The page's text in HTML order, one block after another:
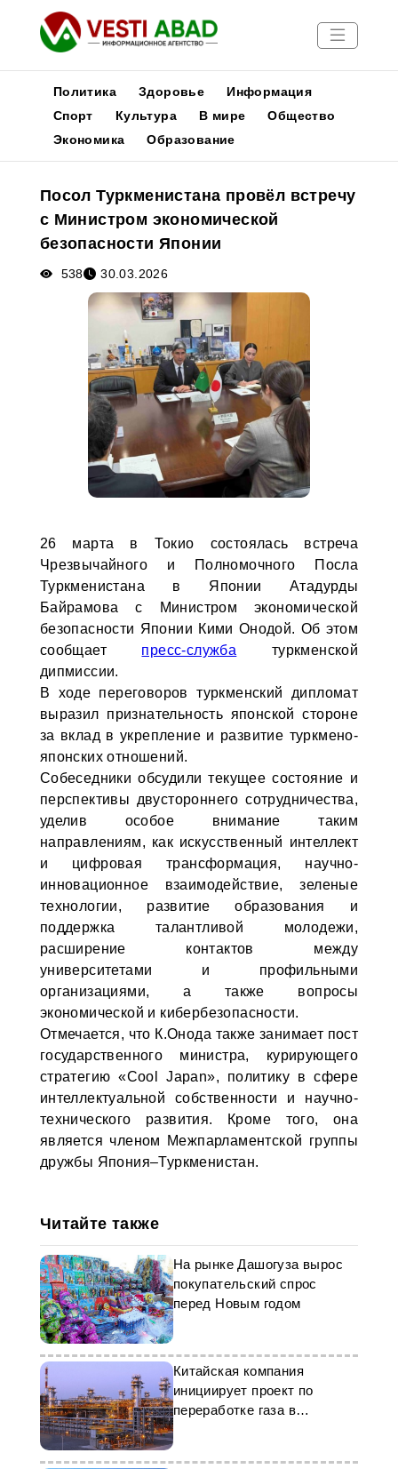
Новости
Медиа
Афиша
Политика Здоровье
Информация
Спорт
Культура В мире
Общество
Экономика
Образование
Посол Туркменистана провёл встречу
с Министром экономической
безопасности Японии
538 30.03.2026
26 марта в Токио состоялась встреча
Чрезвычайного и Полномочного Посла
Туркменистана в Японии Атадурды
Байрамова с Министром экономической
безопасности Японии Кими Онодой. Об этом
сообщает пресс-служба туркменской
дипмиссии.
В ходе переговоров туркменский дипломат
выразил признательность японской стороне
за вклад в укрепление и развитие туркмено-
японских отношений.
Собеседники обсудили текущее состояние и
перспективы двустороннего сотрудничества,
уделив особое внимание таким
направлениям, как искусственный интеллект
и цифровая трансформация, научно-
инновационное взаимодействие, зеленые
технологии, развитие образования и
поддержка талантливой молодежи,
расширение контактов между
университетами и профильными
организациями, а также вопросы
экономической и кибербезопасности.
Отмечается, что К.Онода также занимает пост
государственного министра, курирующего
стратегию «Cool Japan», политику в сфере
интеллектуальной собственности и научно-
технического развития. Кроме того, она
является членом Межпарламентской группы
дружбы Япония–Туркменистан.
Читайте также
На рынке Дашогуза вырос
покупательский спрос
перед Новым годом
Китайская компания
инициирует проект по
переработке газа в
Туркменистане